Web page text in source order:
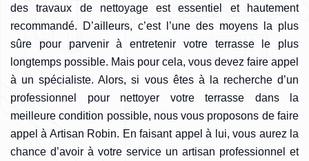
des travaux de nettoyage est essentiel et hautement
recommandé. D’ailleurs, c’est l’une des moyens la plus
sûre pour parvenir à entretenir votre terrasse le plus
longtemps possible. Mais pour cela, vous devez faire appel
à un spécialiste. Alors, si vous êtes à la recherche d’un
professionnel pour nettoyer votre terrasse dans la
meilleure condition possible, nous vous proposons de faire
appel à Artisan Robin. En faisant appel à lui, vous aurez la
chance d’avoir à votre service un artisan professionnel et